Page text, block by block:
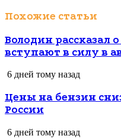
Похожие статьи
Володин рассказал
вступают в силу в
6 дней тому назад
Цены на бензин
России
6 дней тому назад